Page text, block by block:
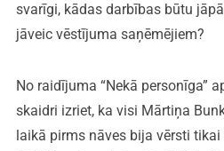
svarīgi, kādas darbības būtu
jāveic vēstījuma saņēmējiem?
No raidījuma “Nekā personīga”
skaidri izriet, ka visi Mārtiņa
laikā pirms nāves bija vērsti